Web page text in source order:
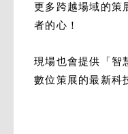
更多跨越場域的策
者的心！
現場也會提供「智
數位策展的最新科